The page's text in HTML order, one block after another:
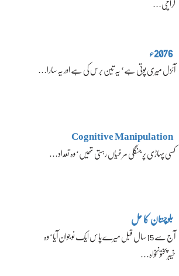
2076ء
آئزل میری پوتی ہے‘ یہ تین برس کی ہے اور یہ سارا…
Cognitive Manipulation
کسی پہاڑی پر جنگلی مرغیاں رہتی تھیں‘ وہ تعداد…
بلوچستان کا حل
آج سے 15 سال قبل میرے پاس ایک نوجوان آیا‘ وہ
خیبرپختونخواہ…